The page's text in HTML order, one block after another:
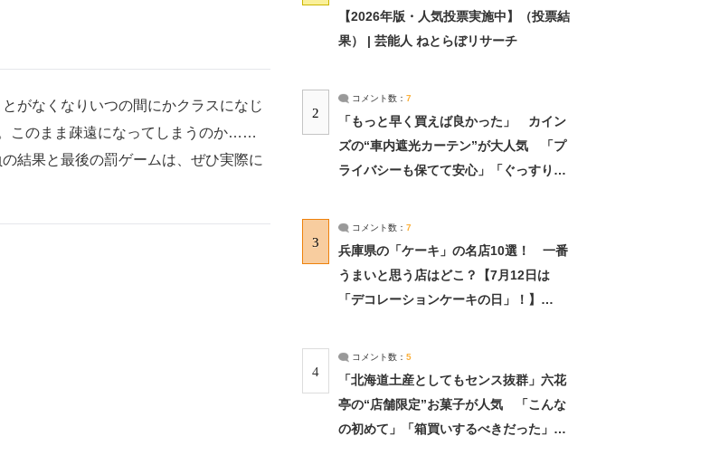
がなくなりいつの間にかクラスになじ
このまま疎遠になってしまうのか……
結果と最後の罰ゲームは、ぜひ実際に
【2026年版・人気投票実施中】（投票結
果） | 芸能人 ねとらぼリサーチ
2
コメント数： 7
「もっと早く買えば良かった」 カイン
ズの“車内遮光カーテン”が大人気 「プ
ライバシーも保てて安心」「ぐっすり眠
3
コメント数： 7
兵庫県の「ケーキ」の名店10選！ 一番
うまいと思う店はどこ？【7月12日は
「デコレーションケーキの日」！】
4
コメント数： 5
「北海道土産としてもセンス抜群」六花
亭の“店舗限定”お菓子が人気 「こんな
の初めて」「箱買いするべきだった」